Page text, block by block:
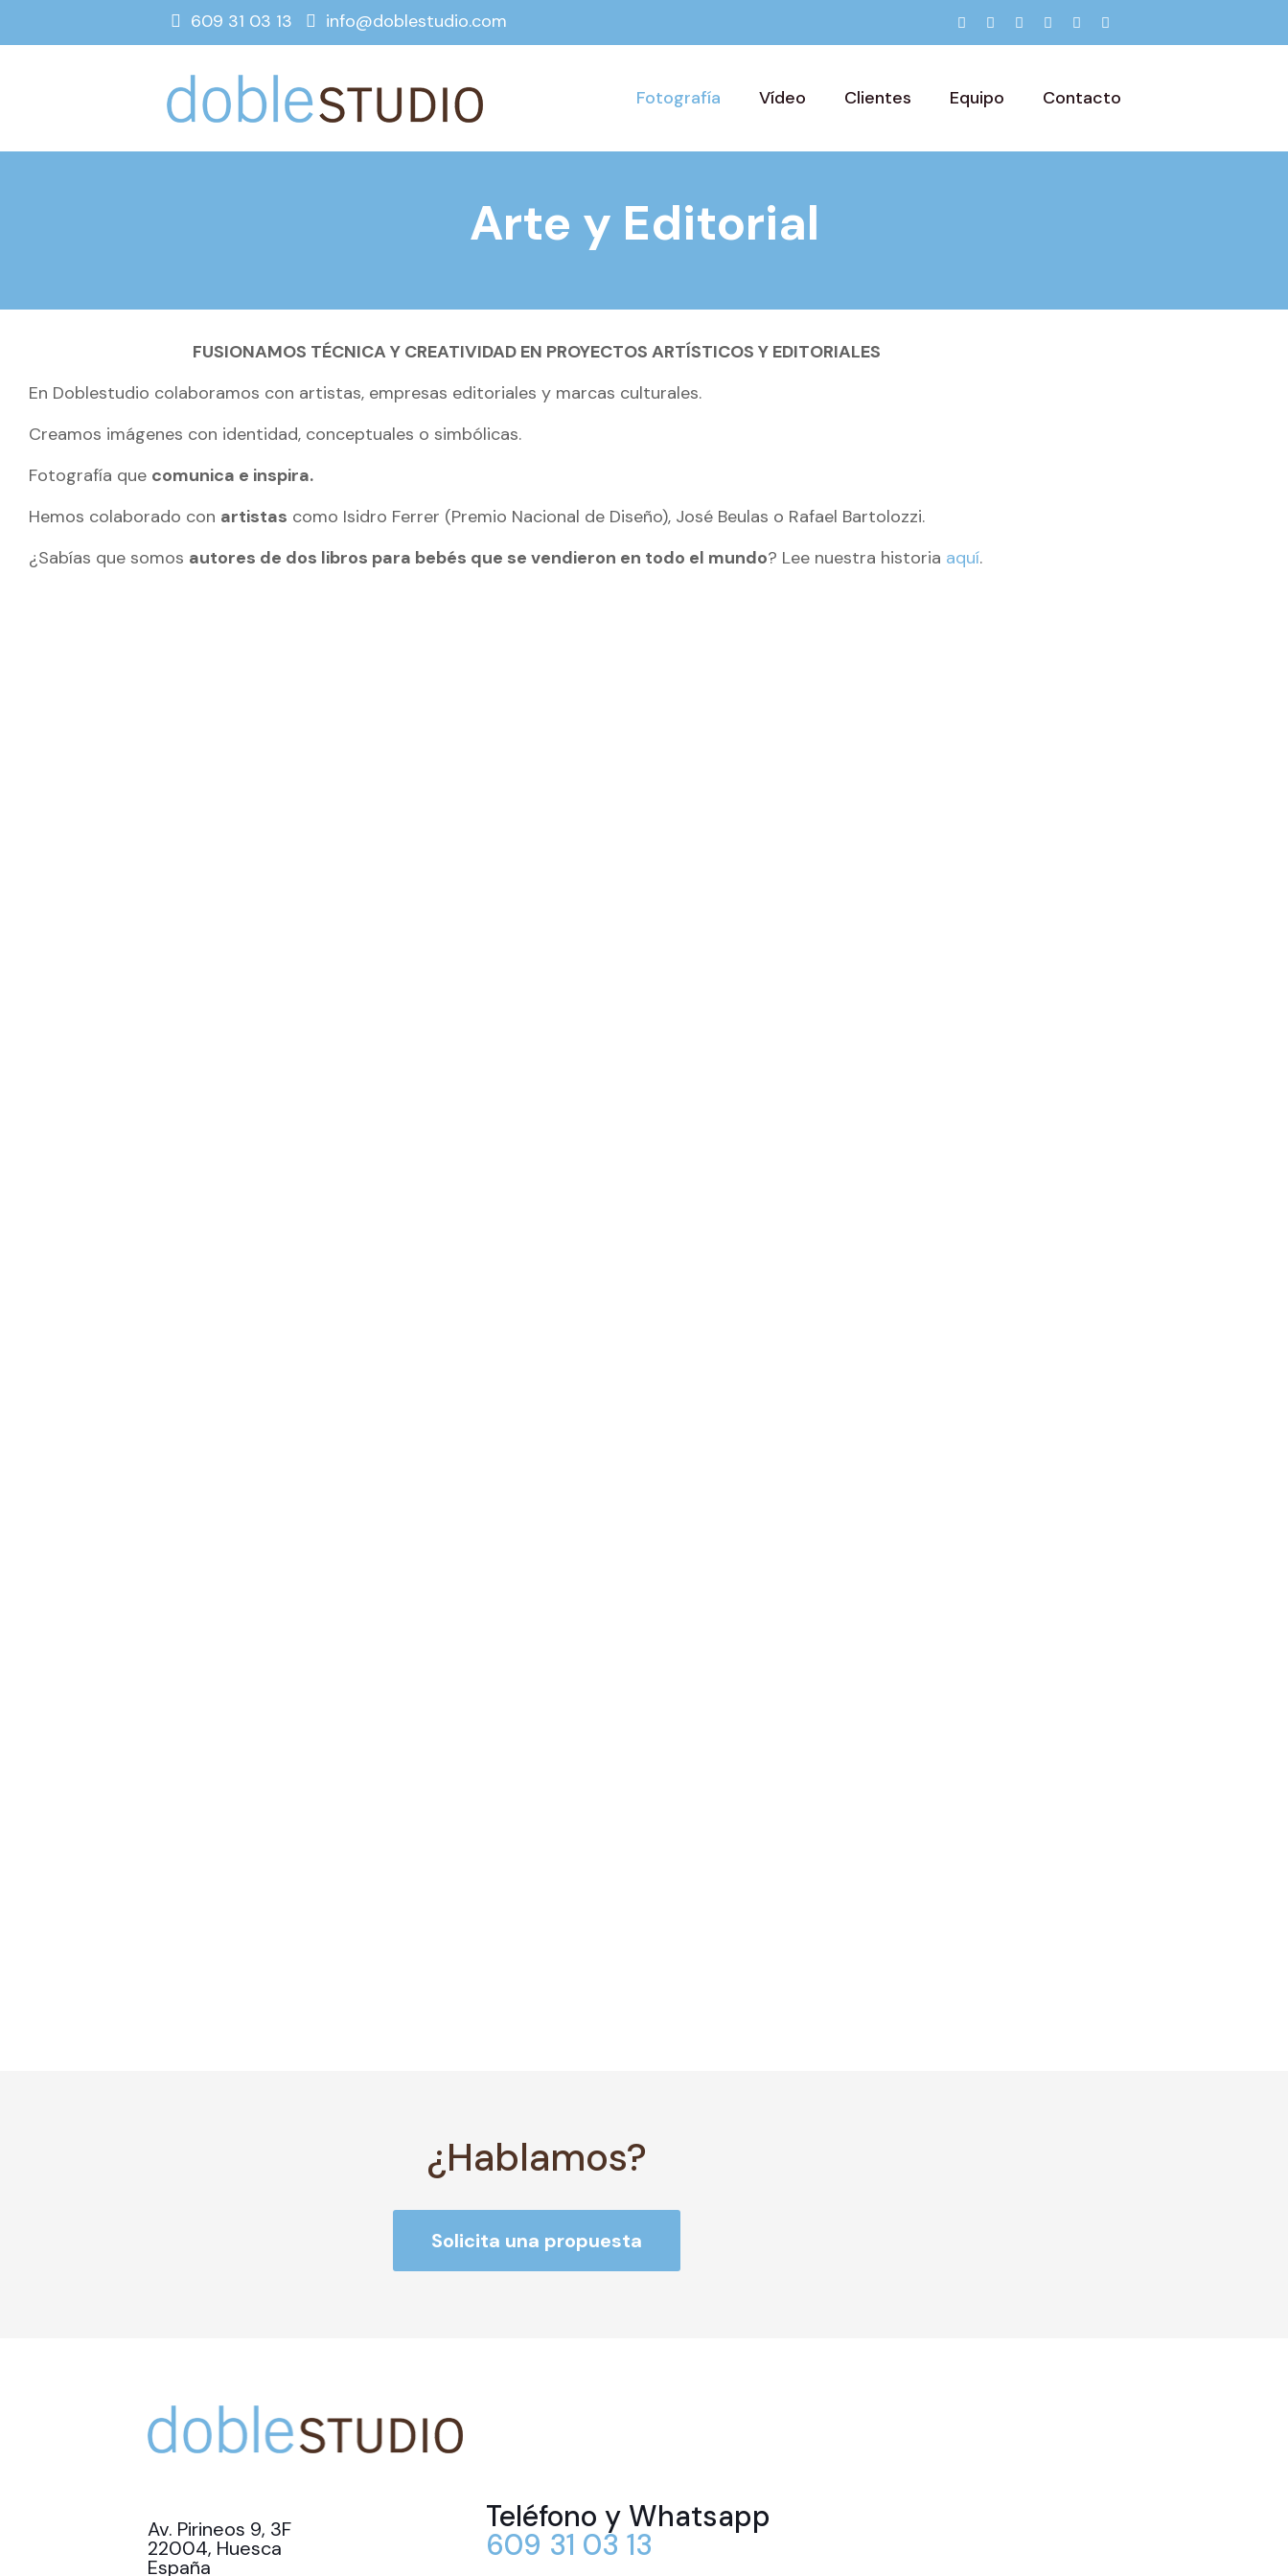
609 31 03 13 info@doblestudio.com
Fotografía Vídeo Clientes Equipo Contacto
Arte y Editorial
FUSIONAMOS TÉCNICA Y CREATIVIDAD EN PROYECTOS ARTÍSTICOS Y EDITORIALES
En Doblestudio colaboramos con artistas, empresas editoriales y marcas culturales.
Creamos imágenes con identidad, conceptuales o simbólicas.
Fotografía que comunica e inspira.
Hemos colaborado con artistas como Isidro Ferrer (Premio Nacional de Diseño), José Beulas o Rafael Bartolozzi.
¿Sabías que somos autores de dos libros para bebés que se vendieron en todo el mundo? Lee nuestra historia aquí.
¿Hablamos?
Solicita una propuesta
Av. Pirineos 9, 3F
22004, Huesca
España
Teléfono y Whatsapp
609 31 03 13